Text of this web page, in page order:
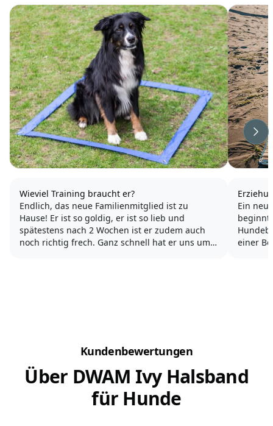
Wieviel Training braucht er?
Endlich, das neue Familienmitglied ist zu
Hause! Er ist so goldig, er ist so lieb und
spätestens nach 2 Wochen ist er zudem auch
noch richtig frech. Ganz schnell hat er uns um
Ein
beginnt
einer
Kundenbewertungen
Über DWAM Ivy Halsband
für Hunde